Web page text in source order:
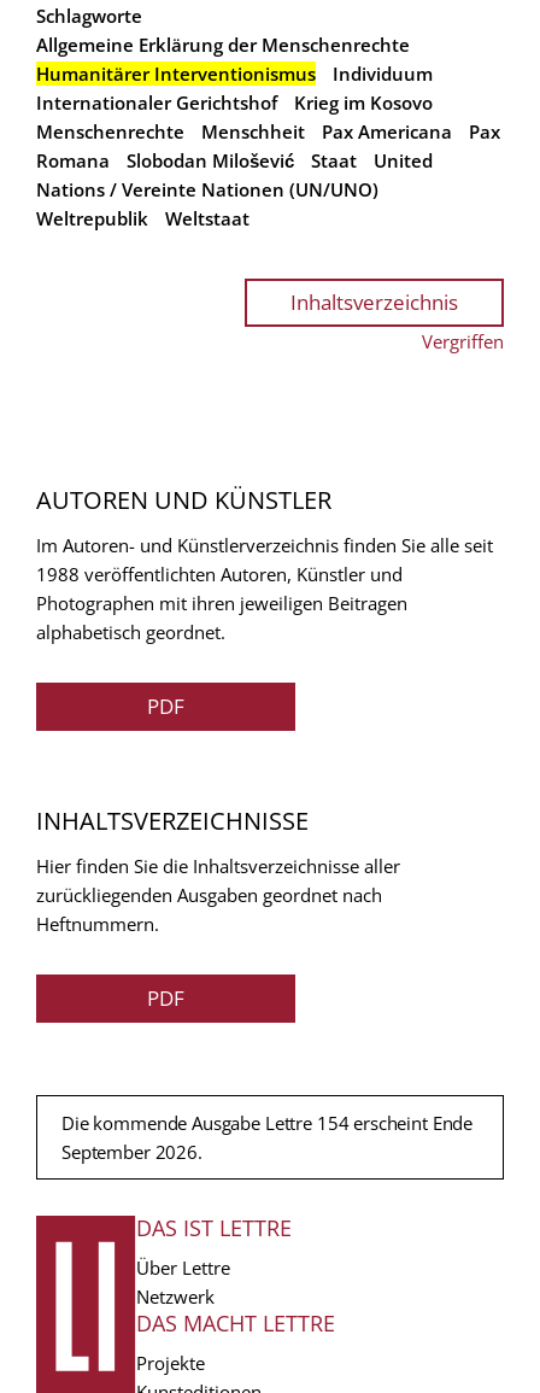
Schlagworte
Allgemeine Erklärung der Menschenrechte
Humanitärer Interventionismus
Individuum
Internationaler Gerichtshof
Krieg im Kosovo
Menschenrechte
Menschheit Pax Americana
Pax
Romana
Slobodan Milošević Staat
United
Nations / Vereinte Nationen (UN/UNO)
Weltrepublik
Weltstaat
Inhaltsverzeichnis
Vergriffen
AUTOREN UND KÜNSTLER
Im Autoren- und Künstlerverzeichnis finden Sie alle seit
1988 veröffentlichten Autoren, Künstler und
Photographen mit ihren jeweiligen Beitragen
alphabetisch geordnet.
PDF
INHALTSVERZEICHNISSE
Hier finden Sie die Inhaltsverzeichnisse aller
zurückliegenden Ausgaben geordnet nach
Heftnummern.
PDF
Die kommende Ausgabe Lettre 154 erscheint Ende
September 2026.
FUSSZEILE
DAS IST LETTRE
Über Lettre
Netzwerk
DAS MACHT LETTRE
Projekte